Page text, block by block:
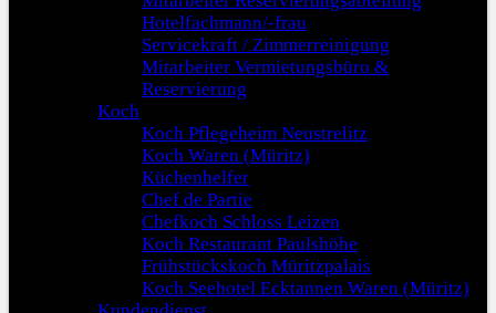
Hotelfachmann/-frau
Servicekraft / Zimmerreinigung
Mitarbeiter Vermietungsbüro &
Reservierung
Koch
Koch Pflegeheim Neustrelitz
Koch Waren (Müritz)
Küchenhelfer
Chef de Partie
Chefkoch Schloss Leizen
Koch Restaurant Paulshöhe
Frühstückskoch Müritzpalais
Koch Seehotel Ecktannen Waren (Müritz)